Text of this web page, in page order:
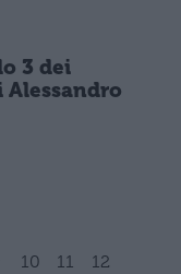
3 dei
Alessandro
10 11 12